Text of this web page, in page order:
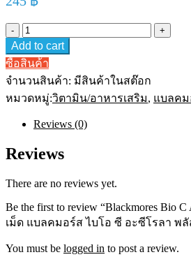
Blackmores
Bio
C
Acerola
Plus
1500
mg
เม็ด
ล
อร์ส
ซี
อะ
Add to cart
ซื้อสินค้า
จำนวนสินค้า: มีสินค้าในสต๊อก
หมวดหมู่:วิตามิน/อาหารเสริม, แบลค
Reviews (0)
Reviews
There are no reviews yet.
Be the first to review “Blackmores Bio C
เม็ด แบลคมอร์ส ไบโอ ซี อะซีโรลา พลั
You must be logged in to post a review.